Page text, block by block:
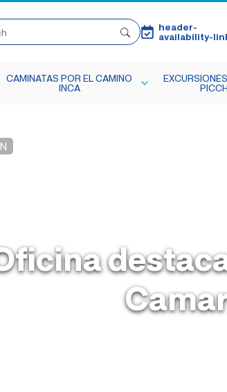
header-
availability-
CAMINATAS POR EL CAMINO
INCA